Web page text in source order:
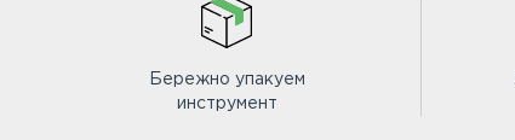
Бережно упакуем
инструмент